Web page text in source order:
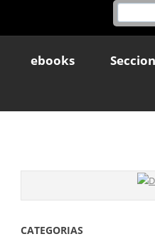
ebooks
CATEGORIAS